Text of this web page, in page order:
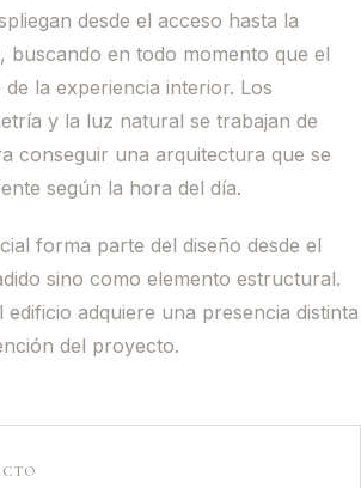
desde el acceso hasta la
buscando en todo momento que el
la experiencia interior. Los
y la luz natural se trabajan de
conseguir una arquitectura que se
según la hora del día.
forma parte del diseño desde el
sino como elemento estructural.
adquiere una presencia distinta
del proyecto.